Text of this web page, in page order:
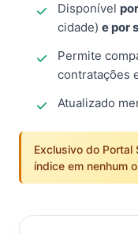
Disponível
cidade) e por
Permite
contratações
Atualizado
Exclusivo do Portal
índice em nenhum